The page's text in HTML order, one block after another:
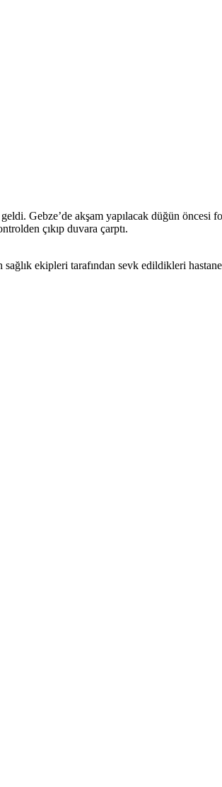
Gebze’de akşam yapılacak düğün öncesi
çıkıp duvara çarptı.
ekipleri tarafından sevk edildikleri